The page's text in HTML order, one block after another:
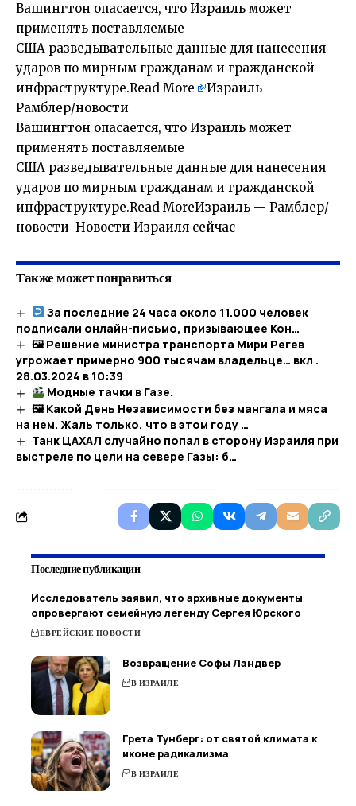
Вашингтон опасается, что Израиль может
применять поставляемые
США разведывательные данные для нанесения
ударов по мирным гражданам и гражданской
инфраструктуре.Read More
Израиль —
Рамблер/новости
Вашингтон опасается, что Израиль может
применять поставляемые
США разведывательные данные для нанесения
ударов по мирным гражданам и гражданской
инфраструктуре.Read MoreИзраиль — Рамблер/
новости Новости Израиля сейчас
Также может понравиться
За последние 24 часа около 11.000 человек
подписали онлайн-письмо, призывающее Кон…
🖼 Решение министра транспорта Мири Регев
угрожает примерно 900 тысячам владельце… вкл .
28.03.2024 в 10:39
Модные тачки в Газе.
🖼 Какой День Независимости без мангала и мяса
на нем. Жаль только, что в этом году …​
Танк ЦАХАЛ случайно попал в сторону Израиля при
выстреле по цели на севере Газы: б…
Последние публикации
Исследователь заявил, что архивные документы
опровергают семейную легенду Сергея Юрского
ЕВРЕЙСКИЕ НОВОСТИ
Возвращение Софы Ландвер
В ИЗРАИЛЕ
Грета Тунберг: от святой климата к
иконе радикализма
В ИЗРАИЛЕ